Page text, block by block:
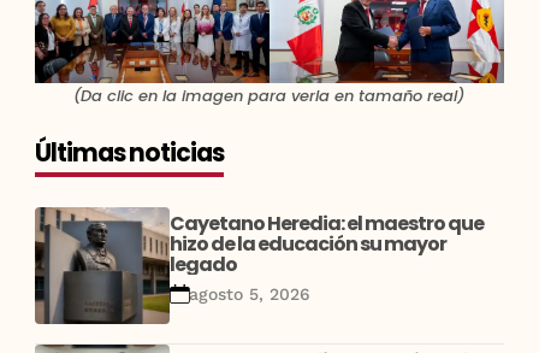
(Da clic en la imagen para verla en tamaño real)
Últimas noticias
Cayetano Heredia: el maestro que
hizo de la educación su mayor
legado
agosto 5, 2026